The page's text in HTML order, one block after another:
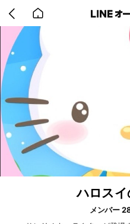
back
ハロスイ
メンバー